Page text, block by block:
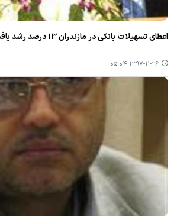
اعطای تسهیلات بانكی در مازندران 13 درصد رشد یافت
۱۳۹۷-۱۱-۲۶ ۰۵:۰۴